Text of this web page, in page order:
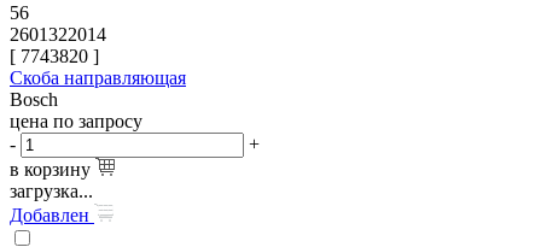
56
2601322014
[ 7743820 ]
Скоба направляющая
Bosch
цена по запросу
-
+
в корзину
загрузка...
Добавлен